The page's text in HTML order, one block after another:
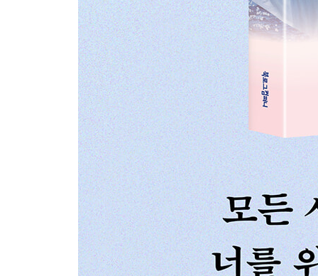
타인의 존재를 넓은 시야로 품는 일
점점 더 좋은 사람이 되고 싶게 하는 관계
PART 4. 그와의 시간은 때에 맞게 아름답고 애틋했
그 사람의 지금을 사랑하라
외로움이 곧 사랑이기도, 사랑이 곧 외로움이기도
감히 청춘이라 부를 수 있는 사람
솔직한 건 부끄러운 게 아니다
사랑은 포기하는 마음이다
많이 말고 깊이
옳은 관계는 여백이 있다
먼저 손 내미는 사람
좋아하는 모든 것이 그가 되는 것
누군가를 떠나보냈다면
사랑을 받는 데에도 연습이 필요하다